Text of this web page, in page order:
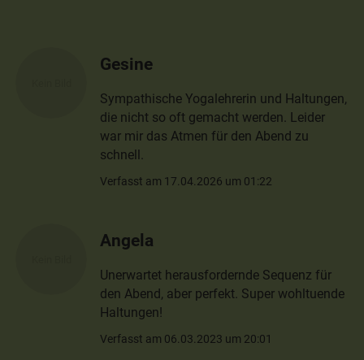
Gesine
Sympathische Yogalehrerin und Haltungen,
die nicht so oft gemacht werden. Leider
war mir das Atmen für den Abend zu
schnell.
Verfasst am 17.04.2026 um 01:22
Angela
Unerwartet herausfordernde Sequenz für
den Abend, aber perfekt. Super wohltuende
Haltungen!
Verfasst am 06.03.2023 um 20:01